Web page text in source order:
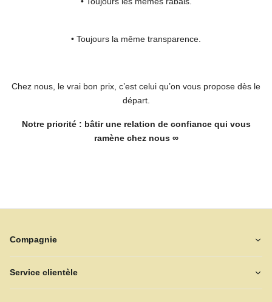
• Toujours la même transparence.
Chez nous, le vrai bon prix, c’est celui qu’on vous propose dès le
départ.
Notre priorité : bâtir une relation de confiance qui vous
ramène chez nous ∞
Compagnie
Service clientèle